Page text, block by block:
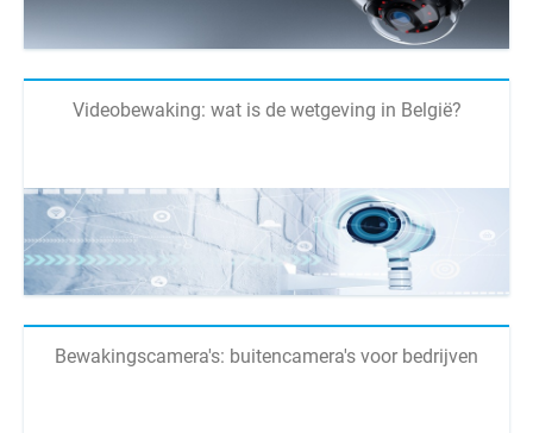
Videobewaking: wat is de wetgeving in België?
Bewakingscamera's: buitencamera's voor bedrijven